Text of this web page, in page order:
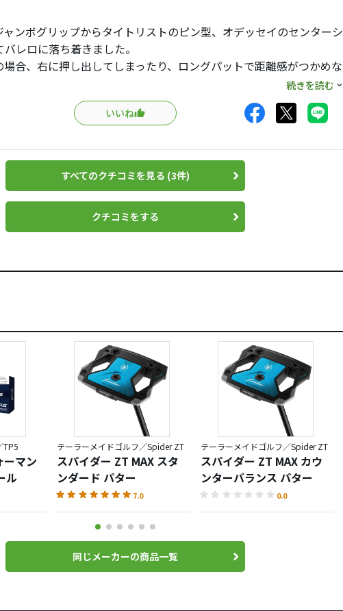
ンボグリップからタイトリストのピン型、オデッセイのセンターシ
レロに落ち着きました。
場合、右に押し出してしまったり、ロングパットで距離感がつかめな
した。バレロもジャンボグリップを選びました。手元が重い分ノーマ
い感じはとても良いです。また、オートマチックなので前作のスパイ
少し柔らかいかなと思いますが、パターで変に気を遣わず打てるのは
チがつかめればしっかりとした武器になると思います。
続きを読む
いいね
すべてのクチコミを見る (3件)
クチコミをする
TP5
ーマン
ル
テーラーメイドゴルフ／Spider ZT
スパイダー ZT MAX スタ
ンダード パター
7.0
テーラーメイドゴルフ／Spider ZT
スパイダー ZT MAX カウ
ンターバランス パター
0.0
同じメーカーの商品一覧